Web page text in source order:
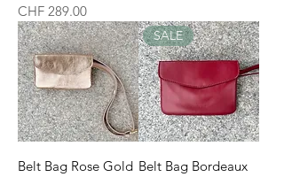
Preis
CHF 289.00
Belt Bag Rose Gold
SALE
Belt Bag Bordeaux